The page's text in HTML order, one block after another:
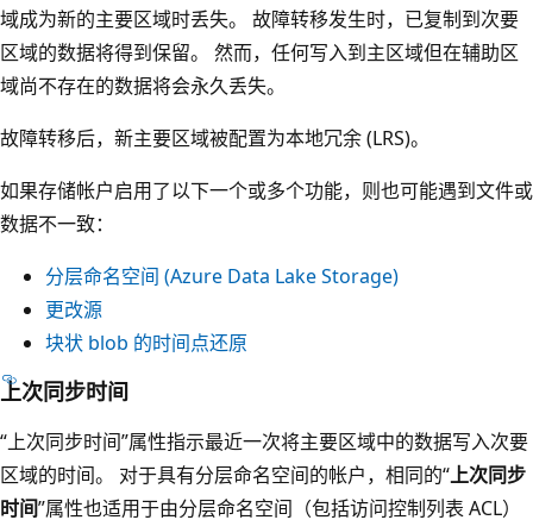
域成为新的主要区域时丢失。 故障转移发生时，已复制到次要
区域的数据将得到保留。 然而，任何写入到主区域但在辅助区
域尚不存在的数据将会永久丢失。
故障转移后，新主要区域被配置为本地冗余 (LRS)。
如果存储帐户启用了以下一个或多个功能，则也可能遇到文件或
数据不一致：
分层命名空间 (Azure Data Lake Storage)
更改源
块状 blob 的时间点还原
上次同步时间
“上次同步时间”属性指示最近一次将主要区域中的数据写入次要
区域的时间。 对于具有分层命名空间的帐户，相同的“上次同步
时间”属性也适用于由分层命名空间（包括访问控制列表 ACL）